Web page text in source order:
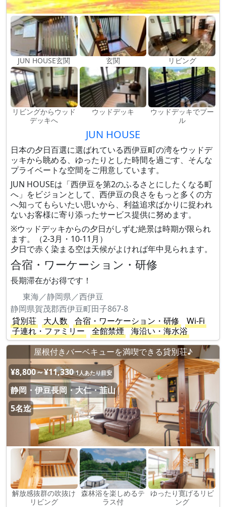
JUN HOUSE玄関 玄関 リビング
リビングからウッド
デッキへ
ウッドデッキ
ウッドデッキでプー
ル
JUN HOUSE
日本の夕日百選に選ばれている西伊豆町の湾をウッドデ
ッキから眺める、ゆったりとした時間を過ごす、そんな
プライベートな空間をご用意しています。
JUN HOUSEは「西伊豆を第2のふるさとにしたくなる町
へ」をビジョンとして、西伊豆の良さをもっと多くの方
へ知ってもらいたい思いから、利益追求ばかりに捉われ
ないお客様に寄り添ったサービス提供に努めます。
※ウッドデッキからの夕日がしずむ絶景は時期が限られ
ます。（2-3月・10-11月）
夕日で赤く染まる空は天候がよければ年中見られます。
合宿・ワーケーション・研修
長期滞在がお得です！
東海／静岡県／西伊豆
静岡県賀茂郡西伊豆町田子867-8
貸別荘
大人数 合宿・ワーケーション・研修
Wi-Fi
子連れ・ファミリー
全館禁煙
海沿い・海水浴
屋根付きバーベキューを満喫できる貸別荘♪
¥8,800～¥11,330 1人あたり目安
静岡・伊豆長岡・大仁・韮山
5名迄
解放感抜群の吹抜け
リビング
森林浴を楽しめるテ
ラス付
ゆったり寛げるリビ
ング